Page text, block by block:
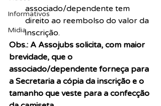
Informativos
Midia
associado/dependente tem
direito ao reembolso do valor da
inscrição.
Obs.: A Assojubs solicita, com maior
brevidade, que o
associado/dependente forneça para
a Secretaria a cópia da inscrição e o
tamanho que veste para a confecção